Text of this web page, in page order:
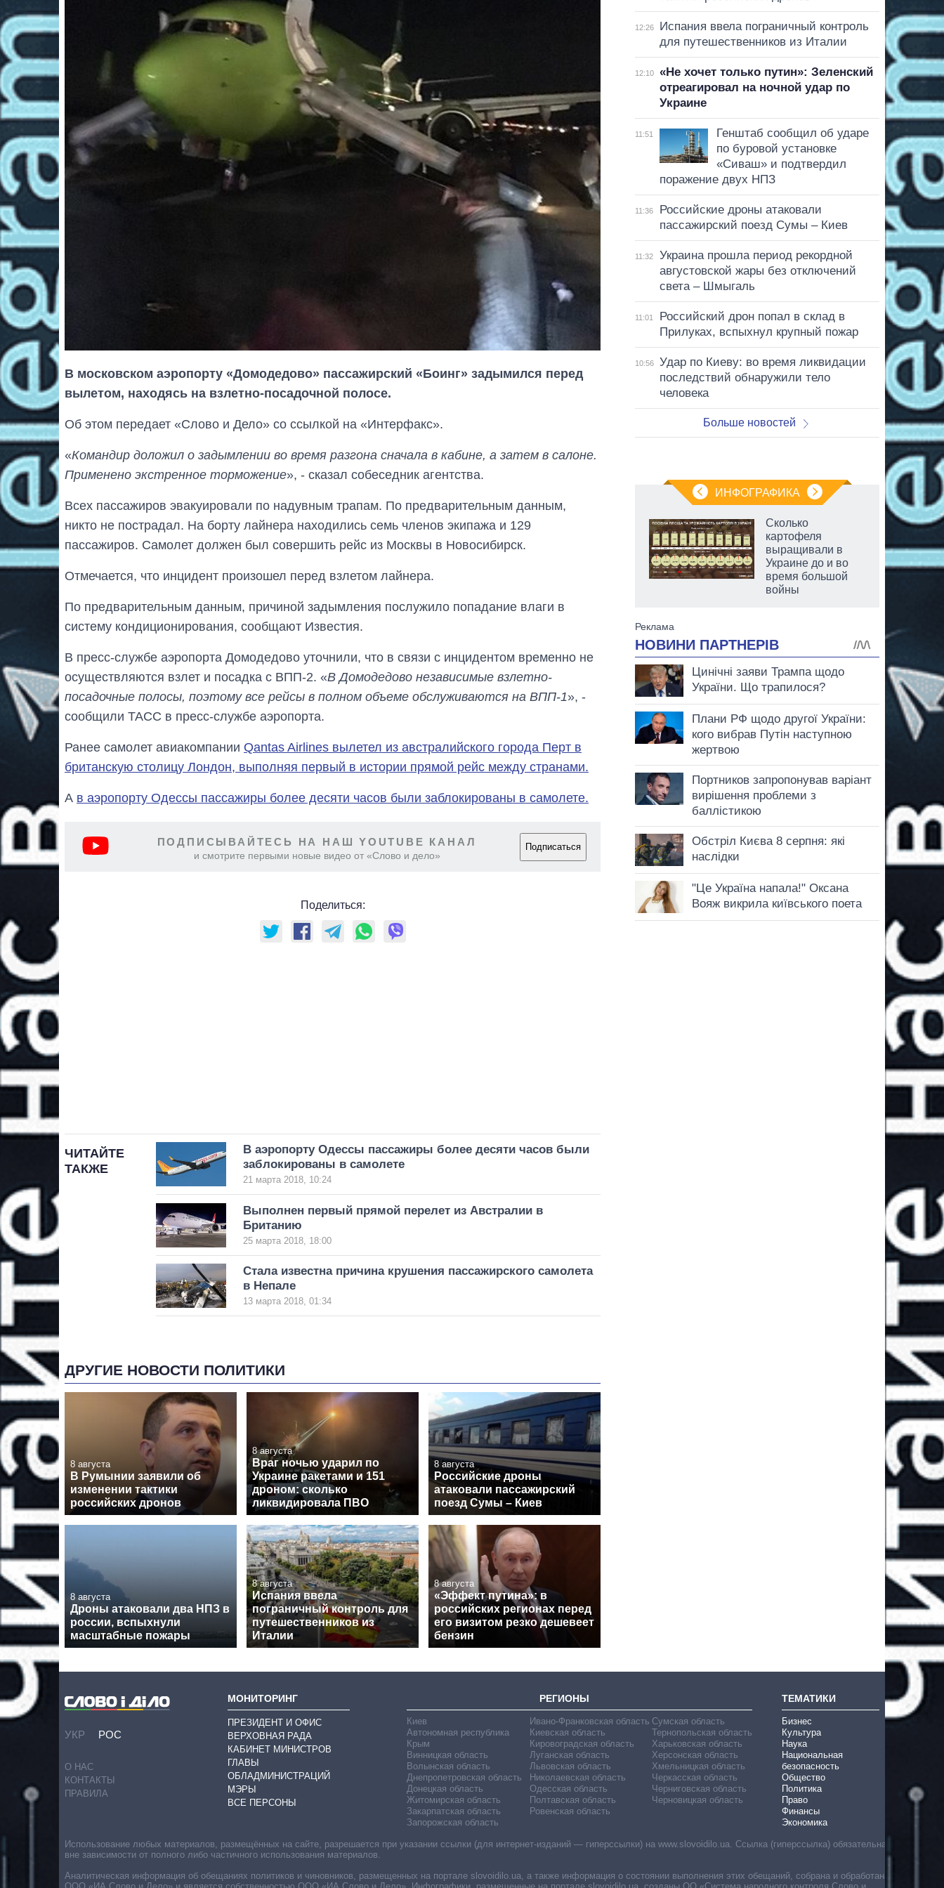
В московском аэропорту «Домодедово» пассажирский «Боинг» задымился перед
вылетом, находясь на взлетно-посадочной полосе.
Об этом передает «Слово и Дело» со ссылкой на «Интерфакс».
«Командир доложил о задымлении во время разгона сначала в кабине, а затем в салоне.
Применено экстренное торможение», - сказал собеседник агентства.
Всех пассажиров эвакуировали по надувным трапам. По предварительным данным,
никто не пострадал. На борту лайнера находились семь членов экипажа и 129
пассажиров. Самолет должен был совершить рейс из Москвы в Новосибирск.
Отмечается, что инцидент произошел перед взлетом лайнера.
По предварительным данным, причиной задымления послужило попадание влаги в
систему кондиционирования, сообщают Известия.
В пресс-службе аэропорта Домодедово уточнили, что в связи с инцидентом временно не
осуществляются взлет и посадка с ВПП-2. «В Домодедово независимые взлетно-
посадочные полосы, поэтому все рейсы в полном объеме обслуживаются на ВПП-1», -
сообщили ТАСС в пресс-службе аэропорта.
Ранее самолет авиакомпании Qantas Airlines вылетел из австралийского города Перт в
британскую столицу Лондон, выполняя первый в истории прямой рейс между странами.
А в аэропорту Одессы пассажиры более десяти часов были заблокированы в самолете.
ПОДПИСЫВАЙТЕСЬ НА НАШ YOUTUBE КАНАЛ
и смотрите первыми новые видео от «Слово и дело»
Подписаться
Поделиться:
ЧИТАЙТЕ
ТАКЖЕ
В аэропорту Одессы пассажиры более десяти часов были
заблокированы в самолете
21 марта 2018, 10:24
Выполнен первый прямой перелет из Австралии в
Британию
25 марта 2018, 18:00
Стала известна причина крушения пассажирского самолета
в Непале
13 марта 2018, 01:34
ДРУГИЕ НОВОСТИ ПОЛИТИКИ
8 августа
В Румынии заявили об
изменении тактики
российских дронов
8 августа
Враг ночью ударил по
Украине ракетами и 151
дроном: сколько
ликвидировала ПВО
8 августа
Российские дроны
атаковали пассажирский
поезд Сумы – Киев
8 августа
Дроны атаковали два НПЗ в
россии, вспыхнули
масштабные пожары
8 августа
Испания ввела
пограничный контроль для
путешественников из
Италии
8 августа
«Эффект путина»: в
российских регионах перед
его визитом резко дешевеет
бензин
12:26
Испания ввела пограничный контроль
для путешественников из Италии
12:10
«Не хочет только путин»: Зеленский
отреагировал на ночной удар по
Украине
11:51
Генштаб сообщил об ударе
по буровой установке
«Сиваш» и подтвердил
поражение двух НПЗ
11:36
Российские дроны атаковали
пассажирский поезд Сумы – Киев
11:32
Украина прошла период рекордной
августовской жары без отключений
света – Шмыгаль
11:01
Российский дрон попал в склад в
Прилуках, вспыхнул крупный пожар
10:56
Удар по Киеву: во время ликвидации
последствий обнаружили тело
человека
Больше новостей
ИНФОГРАФИКА
Восемь
ударов по Украине
Сколько
картофеля
выращивали в
Украине до и во
время большой
войны
УКР РОС
О НАС
КОНТАКТЫ
ПРАВИЛА
МОНИТОРИНГ
ПРЕЗИДЕНТ И ОФИС
ВЕРХОВНАЯ РАДА
КАБИНЕТ МИНИСТРОВ
ГЛАВЫ
ОБЛАДМИНИСТРАЦИЙ
МЭРЫ
ВСЕ ПЕРСОНЫ
РЕГИОНЫ
Киев
Автономная республика
Крым
Винницкая область
Волынская область
Днепропетровская область
Донецкая область
Житомирская область
Закарпатская область
Запорожская область
Ивано-Франковская область
Киевская область
Кировоградская область
Луганская область
Львовская область
Николаевская область
Одесская область
Полтавская область
Ровенская область
Сумская область
Тернопольская область
Харьковская область
Херсонская область
Хмельницкая область
Черкасская область
Черниговская область
Черновицкая область
ТЕМАТИКИ
Бизнес
Культура
Наука
Национальная
безопасность
Общество
Политика
Право
Финансы
Экономика
Использование любых материалов, размещённых на сайте, разрешается при указании ссылки (для интернет-изданий — гиперссылки) на www.slovoidilo.ua. Ссылка (гиперссылка) обязательна
вне зависимости от полного либо частичного использования материалов.
Аналитическая информация об обещаниях политиков и чиновников, размещенных на портале slovoidilo.ua, а также информация о состоянии выполнения этих обещаний, собрана и обработана